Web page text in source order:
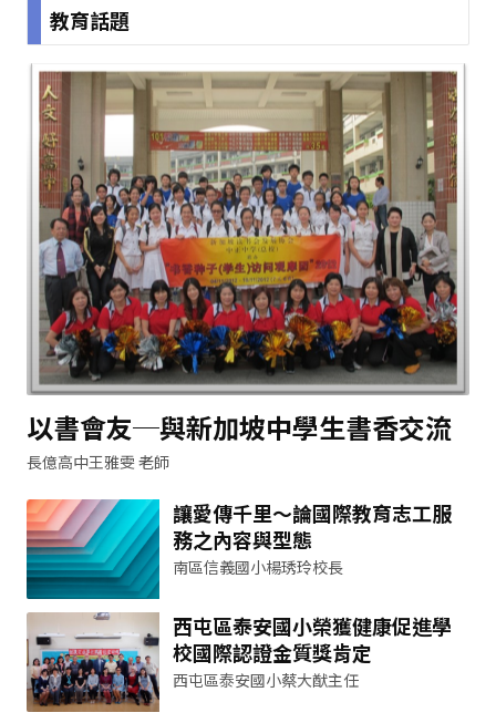
教育話題
以書會友─與新加坡中學生書香交流
長億高中王雅雯 老師
讓愛傳千里～論國際教育志工服
務之內容與型態
南區信義國小楊琇玲校長
西屯區泰安國小榮獲健康促進學
校國際認證金質獎肯定
西屯區泰安國小蔡大猷主任